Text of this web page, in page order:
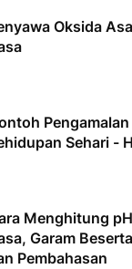
Oksida
Sehari -
Menghitung
Garam
Pembahasan